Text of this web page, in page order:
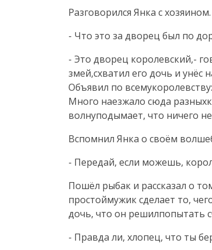
Разговорился Янка с хозяином.
- Что это за дворец был по
- Это дворец королевский,-
змей,схватил его дочь и
Объявил по
Много наезжало сюда
волнуподымает, что ничего
Вспомнил Янка о своём
- Передай, если можешь,
Пошёл рыбак и рассказал о
простоймужик сделает то,
дочь, что он решилпопытать
- Правда ли, хлопец, что ты